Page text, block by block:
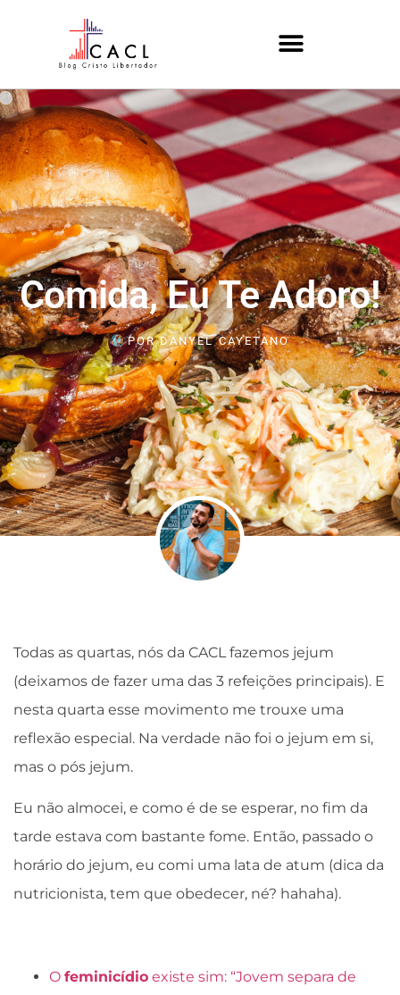
Comida, Eu Te Adoro!
PORDANYEL CAYETANO
Todas as quartas, nós da CACL fazemos jejum
(deixamos de fazer uma das 3 refeições principais). E
nesta quarta esse movimento me trouxe uma
reflexão especial. Na verdade não foi o jejum em si,
mas o pós jejum.
Eu não almocei, e como é de se esperar, no fim da
tarde estava com bastante fome. Então, passado o
horário do jejum, eu comi uma lata de atum (dica da
nutricionista, tem que obedecer, né? hahaha).
O feminicídio existe sim: “Jovem separa de